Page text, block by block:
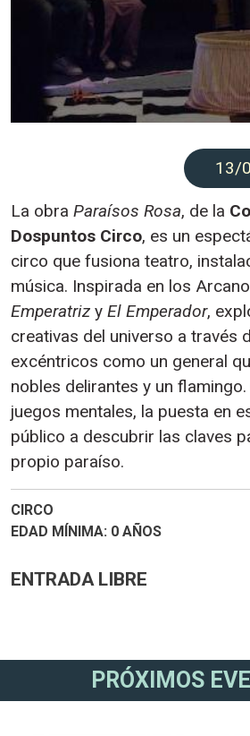
13/
La obra Paraísos Rosa, de la
Dospuntos Circo, es un
circo que fusiona teatro,
música. Inspirada en los
Emperatriz y El Emperador,
creativas del universo a través
excéntricos como un general
nobles delirantes y un
juegos mentales, la puesta en
público a descubrir las claves
propio paraíso.
CIRCO
EDAD MÍNIMA 0 AÑOS
ENTRADA LIBRE
PRÓXIMOS